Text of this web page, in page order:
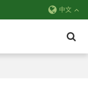
中文